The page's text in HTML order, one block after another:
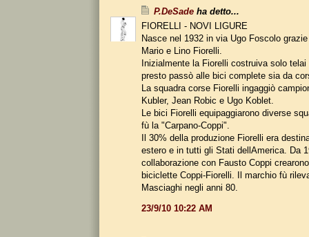
P.DeSade ha detto...
FIORELLI - NOVI LIGURE
Nasce nel 1932 in via Ugo Foscolo
Mario e Lino Fiorelli.
Inizialmente la Fiorelli costruiva solo
presto passò alle bici complete sia da
La squadra corse Fiorelli ingaggiò
Kubler, Jean Robic e Ugo Koblet.
Le bici Fiorelli equipaggiarono diverse
fù la "Carpano-Coppi".
Il 30% della produzione Fiorelli era
estero e in tutti gli Stati dellAmerica. Da
collaborazione con Fausto Coppi
biciclette Coppi-Fiorelli. Il marchio fù
Masciaghi negli anni 80.
23/9/10 10:22 AM